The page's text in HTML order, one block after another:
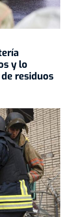
y lo
residuos